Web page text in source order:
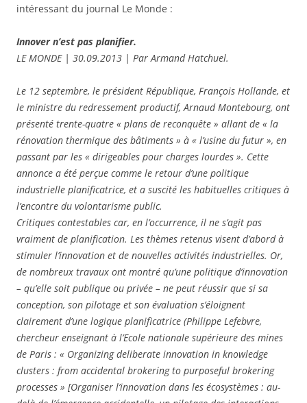
intéressant du journal Le Monde :
Innover n’est pas planifier.
LE MONDE | 30.09.2013 | Par Armand Hatchuel.
Le 12 septembre, le président République, François Hollande, et
le ministre du redressement productif, Arnaud Montebourg, ont
présenté trente-quatre « plans de reconquête » allant de « la
rénovation thermique des bâtiments » à « l’usine du futur », en
passant par les « dirigeables pour charges lourdes ». Cette
annonce a été perçue comme le retour d’une politique
industrielle planificatrice, et a suscité les habituelles critiques à
l’encontre du volontarisme public.
Critiques contestables car, en l’occurrence, il ne s’agit pas
vraiment de planification. Les thèmes retenus visent d’abord à
stimuler l’innovation et de nouvelles activités industrielles. Or,
de nombreux travaux ont montré qu’une politique d’innovation
– qu’elle soit publique ou privée – ne peut réussir que si sa
conception, son pilotage et son évaluation s’éloignent
clairement d’une logique planificatrice (Philippe Lefebvre,
chercheur enseignant à l’Ecole nationale supérieure des mines
de Paris : « Organizing deliberate innovation in knowledge
clusters : from accidental brokering to purposeful brokering
processes » [Organiser l’innovation dans les écosystèmes : au-